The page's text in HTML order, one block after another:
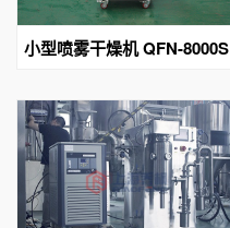
小型喷雾干燥机 QFN-8000S